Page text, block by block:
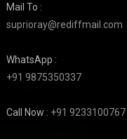
Mail To :
suprioray@rediffmail.com
WhatsApp :
+91 9875350337
Call Now : +91 9233100767